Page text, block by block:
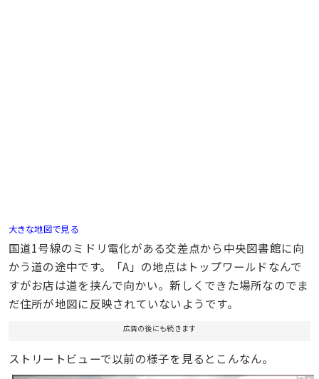
大きな地図で見る
国道1号線のミドリ電化がある交差点から中央図書館に向
かう道の途中です。「A」の地点はトップワールドなんで
すがお店は道を挟んで向かい。新しくできた場所なのでま
だ住所が地図に反映されていないようです。
広告の後にも続きます
ストリートビューで以前の様子を見るとこんなん。